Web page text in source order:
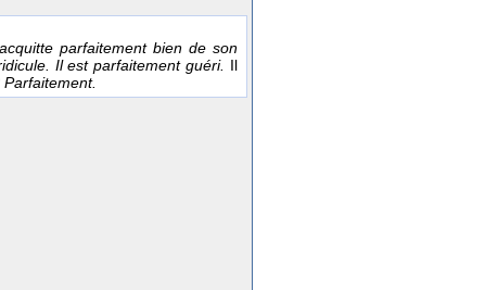
parfaitement bien de son
Il est parfaitement guéri. Il